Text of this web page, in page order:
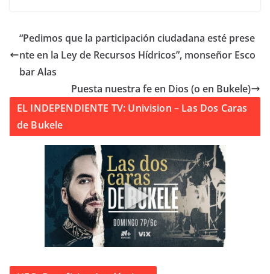
“Pedimos que la participación ciudadana esté prese
nte en la Ley de Recursos Hídricos”, monseñor Esco
bar Alas
Puesta nuestra fe en Dios (o en Bukele)
EL INDEPENDIENTE TV: Univision – Las Dos Caras
de Bukele